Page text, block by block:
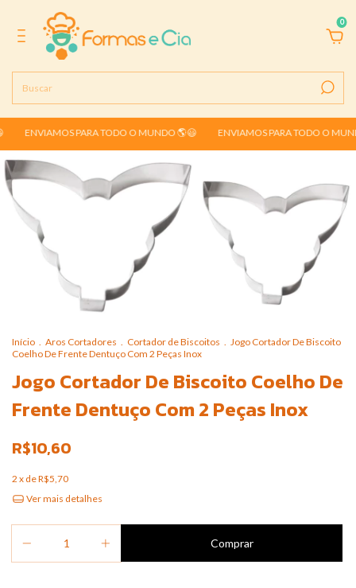
0
ENVIAMOS PARA TODO O MUNDO 🌎😃 ENVIAMOS PARA TODO O
Início . Aros Cortadores . Cortador de Biscoitos . Jogo Cortador De Biscoito
Coelho De Frente Dentuço Com 2 Peças Inox
Jogo Cortador De Biscoito Coelho De
Frente Dentuço Com 2 Peças Inox
R$10,60
2 x deR$5,70
Ver mais detalhes